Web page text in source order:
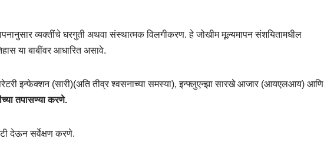
व्यक्तींचे घरगुती अथवा संस्थात्मक विलगीकरण. हे जोखीम मूल्यमापन संशयितामधील
या बाबींवर आधारित असावे.
इन्फेक्शन (सारी)(अति तीव्र श्वसनाच्या समस्या),इन्फ्लुएन्झा सारखे आजार (आयएलआय) आणि
तपासण्या करणे.
देऊन सर्वेक्षण करणे.